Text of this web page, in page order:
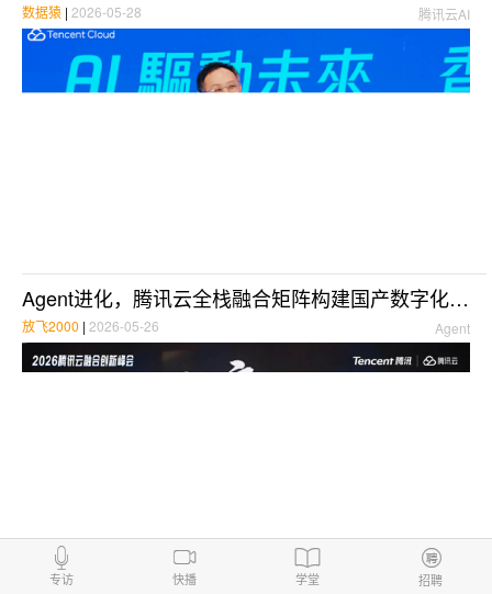
腾讯云AI
数据猿 | 2026-05-28
Agent进化，腾讯云全栈融合矩阵构建国产数字化底座
Agent
放飞2000 | 2026-05-26
专访 快播 学堂 招聘